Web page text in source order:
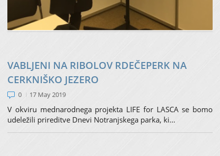
Tudi letos se bo na sejmu Alpe – Adria 2019 predstavil
Zavod za ribištvo Slovenije z dejavnostmi, ki jih opra...
VABLJENI NA RIBOLOV RDEČEPERK NA
CERKNIŠKO JEZERO
0 17 May 2019
V okviru mednarodnega projekta LIFE for LASCA se bomo
udeležili prireditve Dnevi Notranjskega parka, ki...